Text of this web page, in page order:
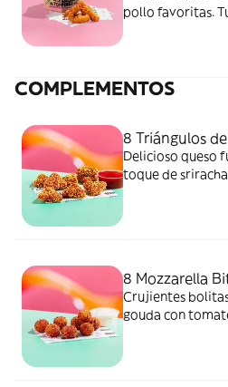
pollo favoritas.
COMPLEMENTOS
8 Triángulos
Delicioso queso
toque de
8 Mozzarella
Crujientes
gouda con